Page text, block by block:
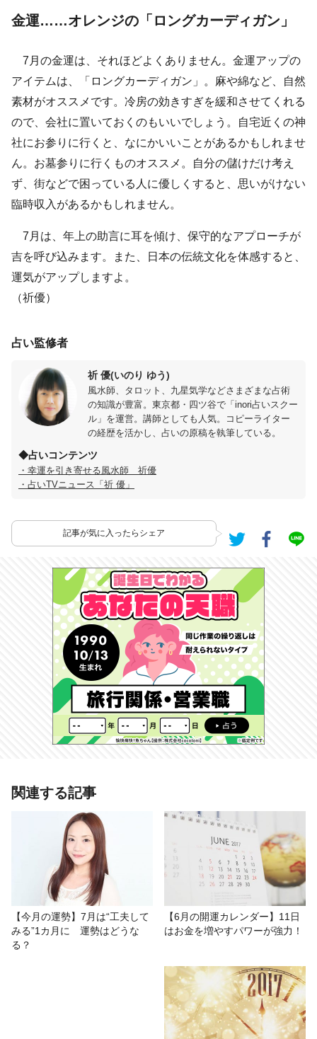
金運……オレンジの「ロングカーディガン」
7月の金運は、それほどよくありません。金運アップの
アイテムは、「ロングカーディガン」。麻や綿など、自然
素材がオススメです。冷房の効きすぎを緩和させてくれる
ので、会社に置いておくのもいいでしょう。自宅近くの神
社にお参りに行くと、なにかいいことがあるかもしれませ
ん。お墓参りに行くものオススメ。自分の儲けだけ考え
ず、街などで困っている人に優しくすると、思いがけない
臨時収入があるかもしれません。
7月は、年上の助言に耳を傾け、保守的なアプローチが
吉を呼び込みます。また、日本の伝統文化を体感すると、
運気がアップしますよ。
（祈優）
占い監修者
祈 優(いのり ゆう)
風水師、タロット、九星気学などさまざまな占術
の知識が豊富。東京都・四ツ谷で「inori占いスクー
ル」を運営。講師としても人気。コピーライター
の経歴を活かし、占いの原稿を執筆している。
◆占いコンテンツ
・幸運を引き寄せる風水師 祈優
・占いTVニュース「祈 優」
記事が気に入ったらシェア
あわせて読みたい記事
【7月の開運カレンダー】7月19日か
ら「土用」入り、体調不良や金銭ト
ラブルに要注意！
# カラータロット # 今月の運勢 # 祈優 # 開運
# その他 # 運勢
関連する記事
【今月の運勢】7月は“工夫して
みる”1カ月に 運勢はどうな
る？
【6月の開運カレンダー】11日
はお金を増やすパワーが強力！